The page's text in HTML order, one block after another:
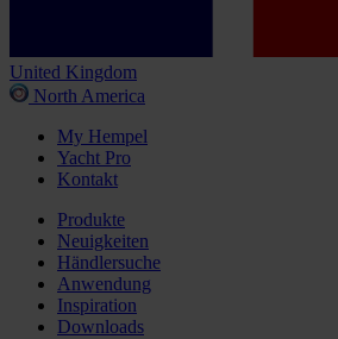
United Kingdom
North America
My Hempel
Yacht Pro
Kontakt
Produkte
Neuigkeiten
Händlersuche
Anwendung
Inspiration
Downloads